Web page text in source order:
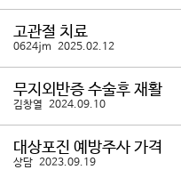
고관절 치료
0624jm 2025.02.12
무지외반증 수술후 재활
김창열 2024.09.10
대상포진 예방주사 가격
상담 2023.09.19